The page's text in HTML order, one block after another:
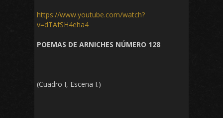
https://www.youtube.com/watch?
v=dTAfSH4eha4
POEMAS DE ARNICHES NÚMERO 128
(Cuadro I, Escena I.)